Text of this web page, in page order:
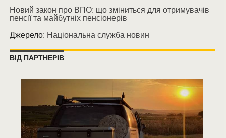
Новий закон про ВПО: що зміниться для отримувачів
пенсії та майбутніх пенсіонерів
Джерело: Національна служба новин
ВІД ПАРТНЕРІВ